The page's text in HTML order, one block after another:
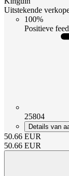
Uitstekende
100%
Positieve
25804
Details van
50.66 EUR
50.66 EUR